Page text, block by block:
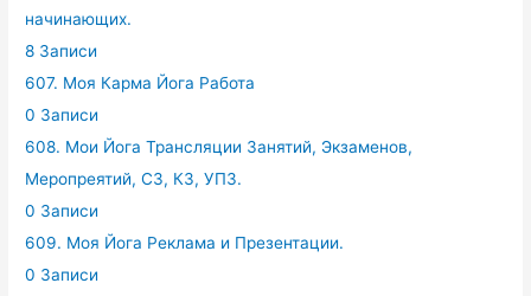
начинающих.
8 Записи
607. Моя Карма Йога Работа
0 Записи
608. Мои Йога Трансляции Занятий, Экзаменов,
Меропреятий, СЗ, КЗ, УПЗ.
0 Записи
609. Моя Йога Реклама и Презентации.
0 Записи